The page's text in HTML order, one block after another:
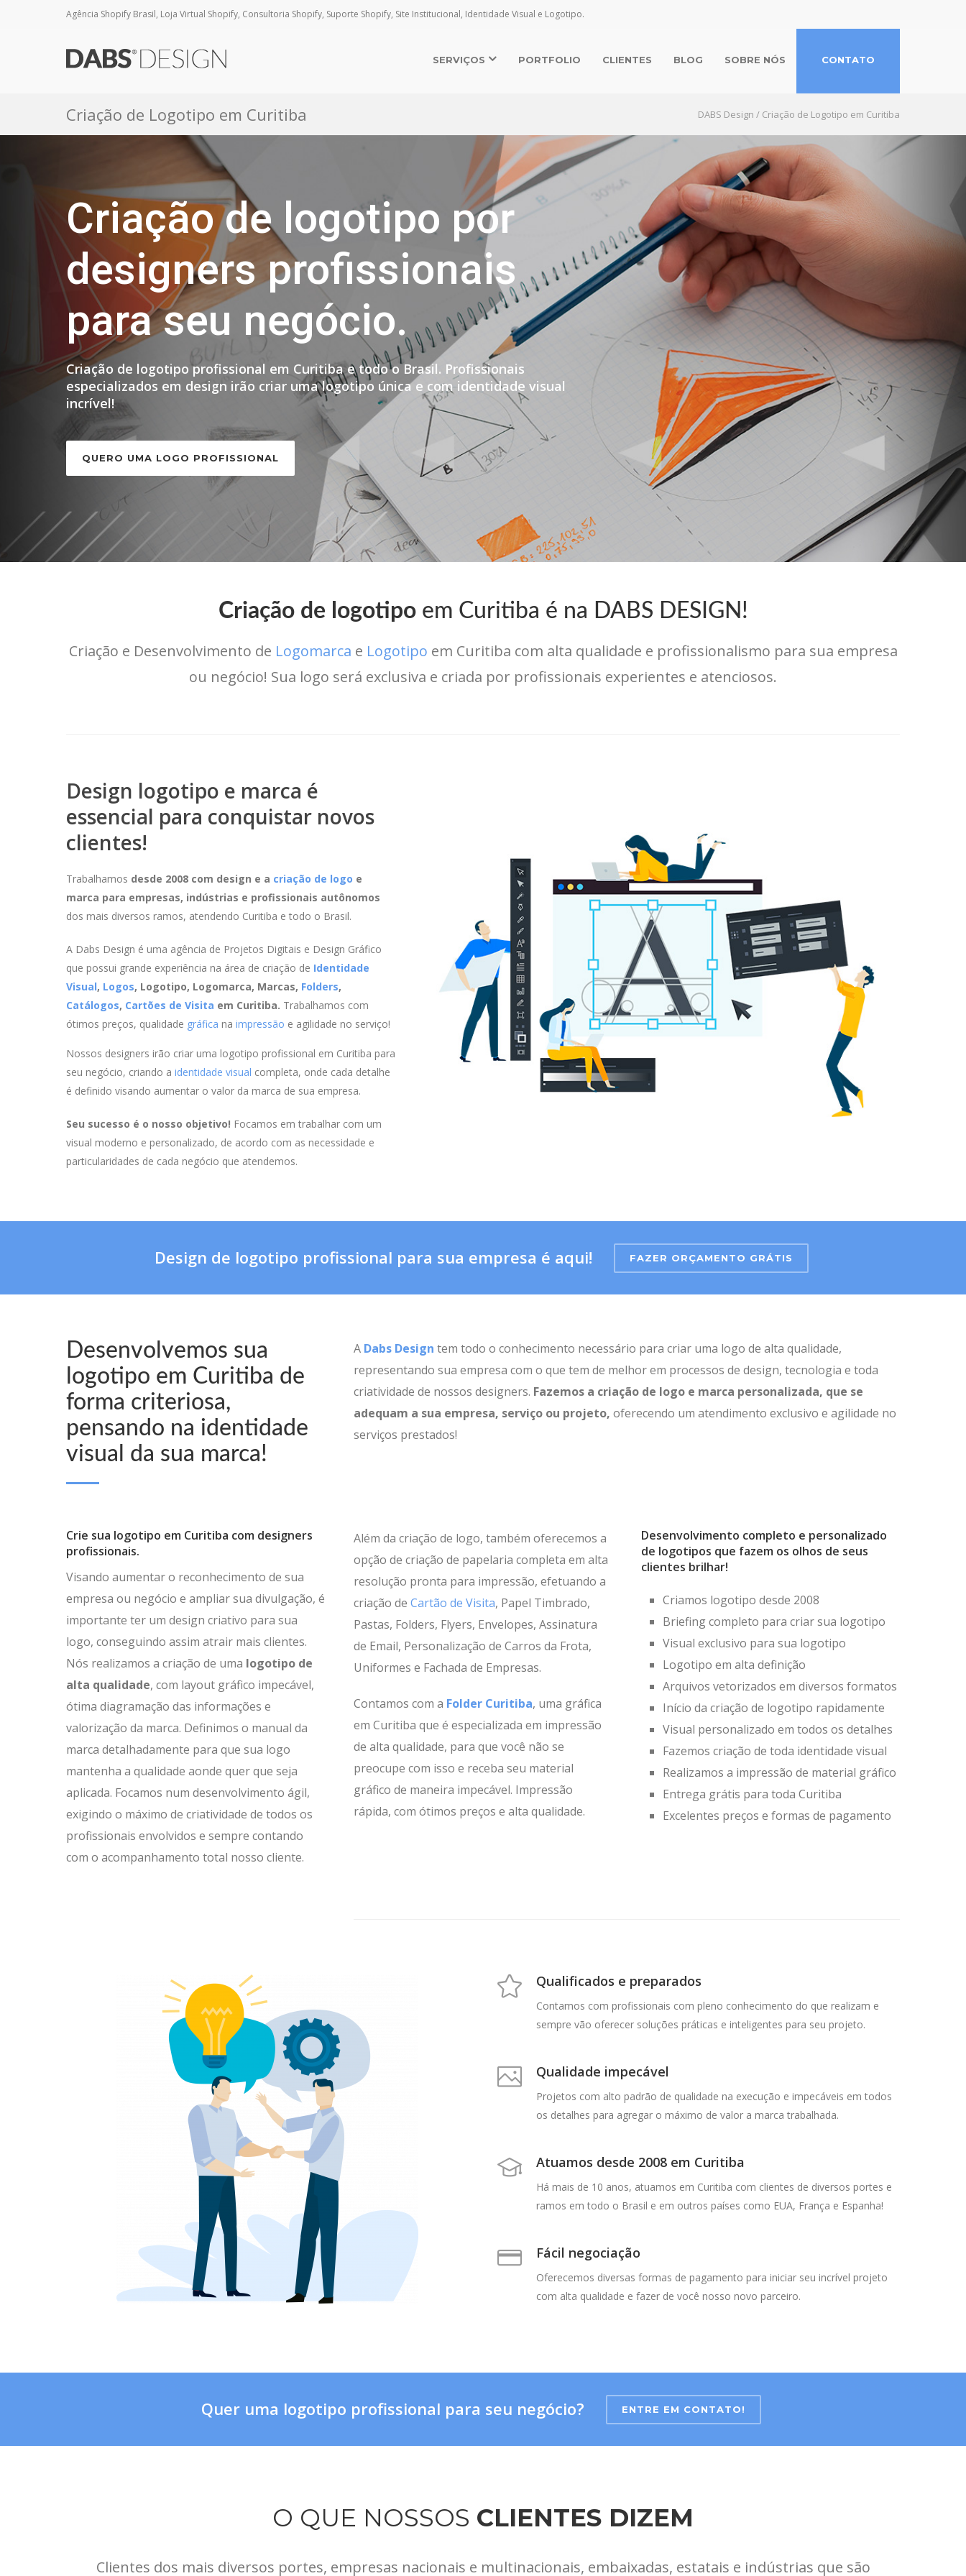
Agência Shopify Brasil, Loja Virtual Shopify, Consultoria Shopify, Suporte Shopify, Site Institucional, Identidade Visual e Logotipo.
SERVIÇOS PORTFOLIO CLIENTES BLOG SOBRE NÓS CONTATO
Criação de Logotipo em Curitiba DABS Design / Criação de Logotipo em Curitiba
Criação de logotipo por
designers profissionais
para seu negócio.
Criação de logotipo profissional em Curitiba e todo o Brasil. Profissionais
especializados em design irão criar uma logotipo única e com identidade visual
incrível!
QUERO UMA LOGO PROFISSIONAL
Criação de logotipoem Curitiba é na DABS DESIGN!
Criação e Desenvolvimento de Logomarca e Logotipo em Curitiba com alta qualidade e profissionalismo para sua empresa
ou negócio! Sua logo será exclusiva e criada por profissionais experientes e atenciosos.
Design logotipo e marca é
essencial para conquistar novos
clientes!
Trabalhamos desde 2008 com design e a criação de logo e
marca para empresas, indústrias e profissionais autônomos
dos mais diversos ramos, atendendo Curitiba e todo o Brasil.
A Dabs Design é uma agência de Projetos Digitais e Design Gráfico
que possui grande experiência na área de criação de Identidade
Visual, Logos, Logotipo, Logomarca, Marcas, Folders,
Catálogos, Cartões de Visita em Curitiba. Trabalhamos com
ótimos preços, qualidade gráfica na impressão e agilidade no serviço!
Nossos designers irão criar uma logotipo profissional em Curitiba para
seu negócio, criando a identidade visual completa, onde cada detalhe
é definido visando aumentar o valor da marca de sua empresa.
Seu sucesso é o nosso objetivo! Focamos em trabalhar com um
visual moderno e personalizado, de acordo com as necessidade e
particularidades de cada negócio que atendemos.
Design de logotipo profissional para sua empresa é aqui! FAZER ORÇAMENTO GRÁTIS
Desenvolvemos sua
logotipo em Curitiba de
forma criteriosa,
pensando na identidade
visual da sua marca!
A Dabs Design tem todo o conhecimento necessário para criar uma logo de alta qualidade,
representando sua empresa com o que tem de melhor em processos de design, tecnologia e toda
criatividade de nossos designers. Fazemos a criação de logo e marca personalizada, que se
adequam a sua empresa, serviço ou projeto, oferecendo um atendimento exclusivo e agilidade no
serviços prestados!
Crie sua logotipo em Curitiba com designers
profissionais.
Visando aumentar o reconhecimento de sua
empresa ou negócio e ampliar sua divulgação, é
importante ter um design criativo para sua
logo, conseguindo assim atrair mais clientes.
Nós realizamos a criação de uma logotipo de
alta qualidade, com layout gráfico impecável,
ótima diagramação das informações e
valorização da marca. Definimos o manual da
marca detalhadamente para que sua logo
mantenha a qualidade aonde quer que seja
aplicada. Focamos num desenvolvimento ágil,
exigindo o máximo de criatividade de todos os
profissionais envolvidos e sempre contando
com o acompanhamento total nosso cliente.
Além da criação de logo, também oferecemos a
opção de criação de papelaria completa em alta
resolução pronta para impressão, efetuando a
criação de Cartão de Visita, Papel Timbrado,
Pastas, Folders, Flyers, Envelopes, Assinatura
de Email, Personalização de Carros da Frota,
Uniformes e Fachada de Empresas.
Contamos com a Folder Curitiba, uma gráfica
em Curitiba que é especializada em impressão
de alta qualidade, para que você não se
preocupe com isso e receba seu material
gráfico de maneira impecável. Impressão
rápida, com ótimos preços e alta qualidade.
Desenvolvimento completo e personalizado
de logotipos que fazem os olhos de seus
clientes brilhar!
Criamos logotipo desde 2008
Briefing completo para criar sua logotipo
Visual exclusivo para sua logotipo
Logotipo em alta definição
Arquivos vetorizados em diversos formatos
Início da criação de logotipo rapidamente
Visual personalizado em todos os detalhes
Fazemos criação de toda identidade visual
Realizamos a impressão de material gráfico
Entrega grátis para toda Curitiba
Excelentes preços e formas de pagamento
Qualificados e preparados
Contamos com profissionais com pleno conhecimento do que realizam e
sempre vão oferecer soluções práticas e inteligentes para seu projeto.
Qualidade impecável
Projetos com alto padrão de qualidade na execução e impecáveis em todos
os detalhes para agregar o máximo de valor a marca trabalhada.
Atuamos desde 2008 em Curitiba
Há mais de 10 anos, atuamos em Curitiba com clientes de diversos portes e
ramos em todo o Brasil e em outros países como EUA, França e Espanha!
Fácil negociação
Oferecemos diversas formas de pagamento para iniciar seu incrível projeto
com alta qualidade e fazer de você nosso novo parceiro.
Quer uma logotipo profissional para seu negócio? ENTRE EM CONTATO!
O QUE NOSSOS CLIENTES DIZEM
Clientes dos mais diversos portes, empresas nacionais e multinacionais, embaixadas, estatais e indústrias que são